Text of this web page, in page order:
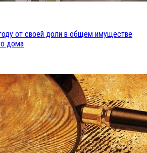
от своей доли в общем имуществе
дома